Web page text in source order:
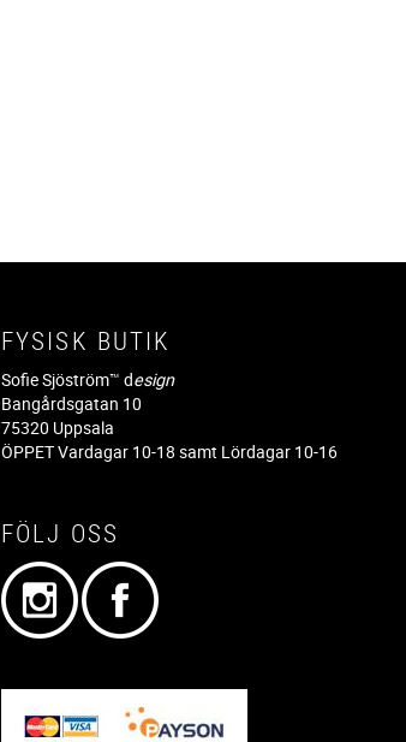
FYSISK BUTIK
Sofie Sjöström™ design
Bangårdsgatan 10
75320 Uppsala
ÖPPET Vardagar 10-18 samt Lördagar 10-16
FÖLJ OSS